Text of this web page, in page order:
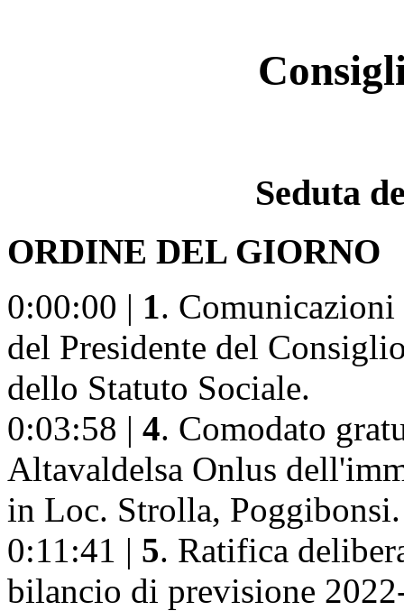
Seduta
ORDINE DEL GIORNO
0:00:00 | 1.
del Presidente del
dello Statuto Sociale.
0:03:58 | 4. Comodato
Altavaldelsa Onlus
in Loc. Strolla, Poggibonsi.
0:11:41 | 5. Ratifica
bilancio di previsione